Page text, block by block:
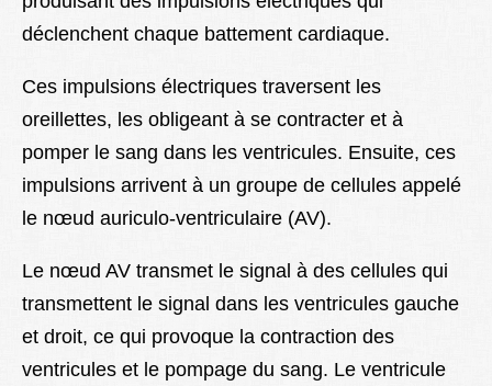
déclenchent chaque battement cardiaque.
Ces impulsions électriques traversent les
oreillettes, les obligeant à se contracter et à
pomper le sang dans les ventricules. Ensuite, ces
impulsions arrivent à un groupe de cellules appelé
le nœud auriculo-ventriculaire (AV).
Le nœud AV transmet le signal à des cellules qui
transmettent le signal dans les ventricules gauche
et droit, ce qui provoque la contraction des
ventricules et le pompage du sang. Le ventricule